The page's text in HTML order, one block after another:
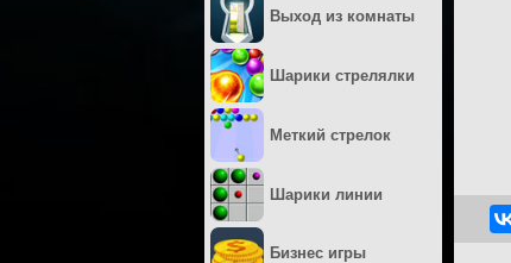
Выход из комнаты
Шарики стрелялки
Меткий стрелок
Шарики линии
Бизнес игры